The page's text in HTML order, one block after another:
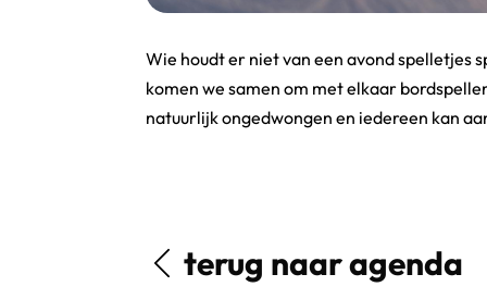
Wie houdt er niet van een avond spelletjes
komen we samen om met elkaar
natuurlijk ongedwongen en iedereen kan
terug naar agenda